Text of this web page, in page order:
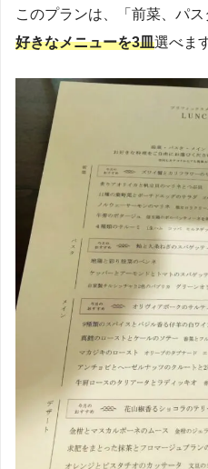
このプランは、「前菜、パ
好きなメニューを3皿選べま